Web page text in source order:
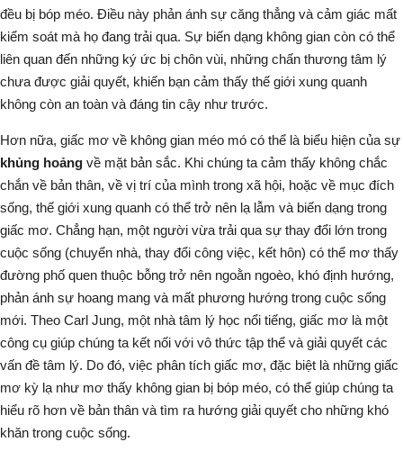
đều bị bóp méo. Điều này phản ánh sự căng thẳng và cảm giác mất
kiểm soát mà họ đang trải qua. Sự biến dạng không gian còn có thể
liên quan đến những ký ức bị chôn vùi, những chấn thương tâm lý
chưa được giải quyết, khiến bạn cảm thấy thế giới xung quanh
không còn an toàn và đáng tin cậy như trước.
Hơn nữa, giấc mơ về không gian méo mó có thể là biểu hiện của sự
khủng hoảng về mặt bản sắc. Khi chúng ta cảm thấy không chắc
chắn về bản thân, về vị trí của mình trong xã hội, hoặc về mục đích
sống, thế giới xung quanh có thể trở nên lạ lẫm và biến dạng trong
giấc mơ. Chẳng hạn, một người vừa trải qua sự thay đổi lớn trong
cuộc sống (chuyển nhà, thay đổi công việc, kết hôn) có thể mơ thấy
đường phố quen thuộc bỗng trở nên ngoằn ngoèo, khó định hướng,
phản ánh sự hoang mang và mất phương hướng trong cuộc sống
mới. Theo Carl Jung, một nhà tâm lý học nổi tiếng, giấc mơ là một
công cụ giúp chúng ta kết nối với vô thức tập thể và giải quyết các
vấn đề tâm lý. Do đó, việc phân tích giấc mơ, đặc biệt là những giấc
mơ kỳ lạ như mơ thấy không gian bị bóp méo, có thể giúp chúng ta
hiểu rõ hơn về bản thân và tìm ra hướng giải quyết cho những khó
khăn trong cuộc sống.